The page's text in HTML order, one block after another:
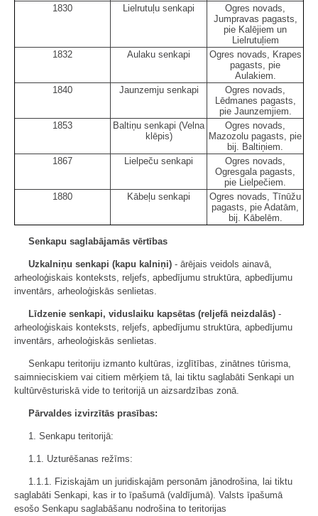
1830
Lielrutuļu senkapi
Ogres novads,
Jumpravas pagasts,
pie Kalējiem un
Lielrutuļiem
1832
Aulaku senkapi
Ogres novads, Krapes
pagasts, pie
Aulakiem.
1840
Jaunzemju senkapi
Ogres novads,
Lēdmanes pagasts,
pie Jaunzemjiem.
1853
Baltiņu senkapi (Velna
klēpis)
Ogres novads,
Mazozolu pagasts, pie
bij. Baltiņiem.
1867
Lielpeču senkapi
Ogres novads,
Ogresgala pagasts,
pie Lielpečiem.
1880
Kābeļu senkapi
Ogres novads, Tīnūžu
pagasts, pie Adatām,
bij. Kābelēm.
Senkapu saglabājamās vērtības
Uzkalniņu senkapi (kapu kalniņi) - ārējais veidols ainavā,
arheoloģiskais konteksts, reljefs, apbedījumu struktūra, apbedījumu
inventārs, arheoloģiskās senlietas.
Līdzenie senkapi, viduslaiku kapsētas (reljefā neizdalās) -
arheoloģiskais konteksts, reljefs, apbedījumu struktūra, apbedījumu
inventārs, arheoloģiskās senlietas.
Senkapu teritoriju izmanto kultūras, izglītības, zinātnes tūrisma,
saimnieciskiem vai citiem mērķiem tā, lai tiktu saglabāti Senkapi un
kultūrvēsturiskā vide to teritorijā un aizsardzības zonā.
Pārvaldes izvirzītās prasības:
1. Senkapu teritorijā:
1.1. Uzturēšanas režīms:
1.1.1. Fiziskajām un juridiskajām personām jānodrošina, lai tiktu
saglabāti Senkapi, kas ir to īpašumā (valdījumā). Valsts īpašumā
esošo Senkapu saglabāšanu nodrošina to teritorijas